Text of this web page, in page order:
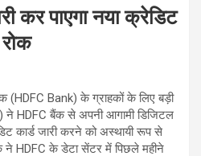
कर पाएगा नया क्रेडिट
(HDFC Bank) के ग्राहकों के लिए बड़ी
ने HDFC बैंक से अपनी आगामी डिजिटल
कार्ड जारी करने को अस्थायी रूप से
ने HDFC के डेटा सेंटर में पिछले महीने